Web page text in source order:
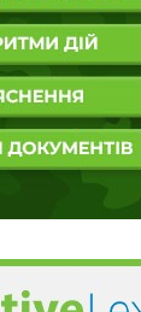
УКРАЇНИ
відпустки
під час